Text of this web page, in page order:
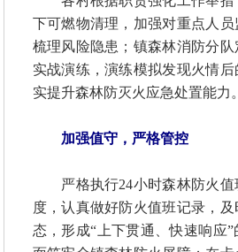
下可燃物清理，加强对重点人
梳理风险隐患；镇森林消防分
实战演练，演练模拟发现火情
实提升森林防灭火应急处置能力。
加强值守，严格管控
严格执行24小时森林防火值
度，认真做好防火值班记录，
态，形成“上下贯通、快速响应